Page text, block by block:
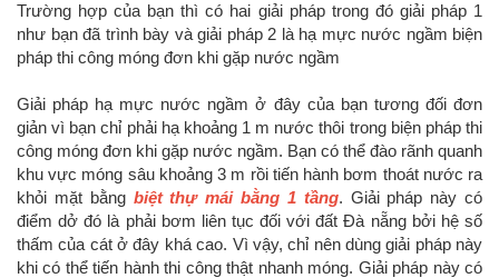
Trường hợp của bạn thì có hai giải pháp trong đó giải pháp 1
như bạn đã trình bày và giải pháp 2 là hạ mực nước ngầm biện
pháp thi công móng đơn khi gặp nước ngầm
Giải pháp hạ mực nước ngầm ở đây của bạn tương đối đơn
giản vì bạn chỉ phải hạ khoảng 1 m nước thôi trong biện pháp thi
công móng đơn khi gặp nước ngầm. Bạn có thể đào rãnh quanh
khu vực móng sâu khoảng 3 m rồi tiến hành bơm thoát nước ra
khỏi mặt bằng biệt thự mái bằng 1 tầng. Giải pháp này có
điểm dở đó là phải bơm liên tục đối với đất Đà nẵng bởi hệ số
thấm của cát ở đây khá cao. Vì vậy, chỉ nên dùng giải pháp này
khi có thể tiến hành thi công thật nhanh móng. Giải pháp này có